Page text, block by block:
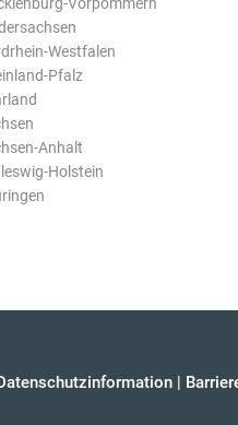
Westfalen
Pfalz
Anhalt
Holstein
|